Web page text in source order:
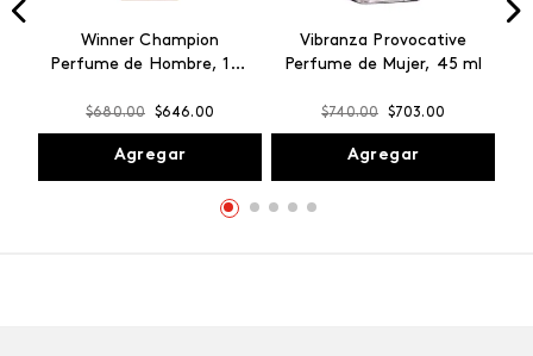
Winner Champion
Perfume de Hombre, 100
$680.00 $646.00
Agregar
Vibranza Provocative
Perfume de Mujer, 45 ml
$740.00 $703.00
Agregar